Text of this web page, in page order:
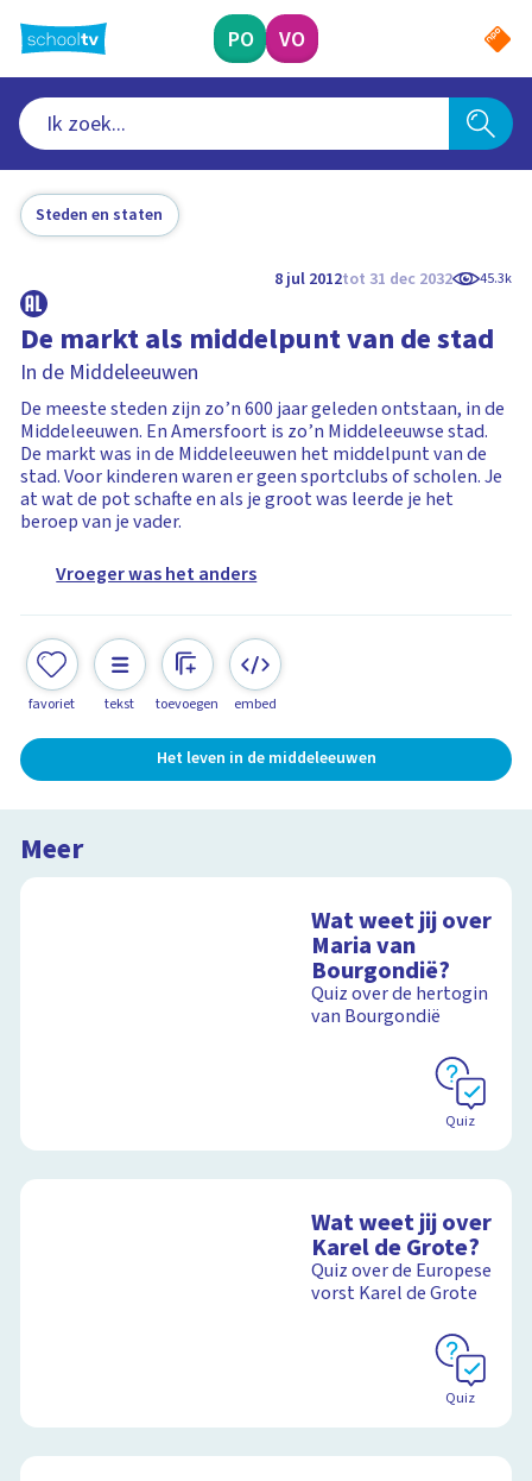
naar
hoofdinhoud
PO VO
Steden en staten
8 jul 2012tot 31 dec 2032 45.3k
De markt als middelpunt van de stad
In de Middeleeuwen
De meeste steden zijn zo’n 600 jaar geleden ontstaan, in de
Middeleeuwen. En Amersfoort is zo’n Middeleeuwse stad.
De markt was in de Middeleeuwen het middelpunt van de
stad. Voor kinderen waren er geen sportclubs of scholen. Je
at wat de pot schafte en als je groot was leerde je het
beroep van je vader.
Vroeger was het anders
favoriet tekst toevoegen embed
Het leven in de middeleeuwen
Meer
Wat weet jij over
Maria van
Bourgondië?
Quiz over de hertogin
van Bourgondië
Quiz
Wat weet jij over
Karel de Grote?
Quiz over de Europese
vorst Karel de Grote
Quiz